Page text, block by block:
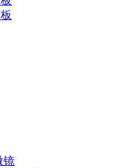
镜